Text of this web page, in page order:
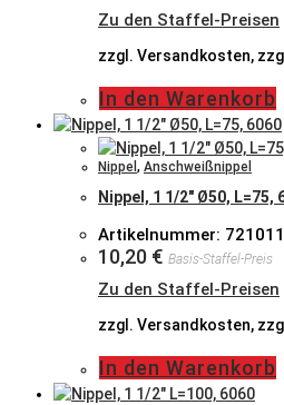
Zu den Staffel-Preisen
zzgl. Versandkosten,
In den Warenkorb
Nippel , Anschweißnippel
Nippel, 1 1/2″ Ø50, L=75,
Artikelnummer:
10,20 € Basis-Staffel-Preis
Zu den Staffel-Preisen
zzgl. Versandkosten,
In den Warenkorb